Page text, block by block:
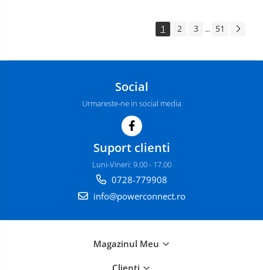
1 2 3 ... 51
Social
Urmareste-ne in social media
Suport clienti
Luni-Vineri: 9.00 - 17.00
0728-779908
info@powerconnect.ro
Magazinul Meu